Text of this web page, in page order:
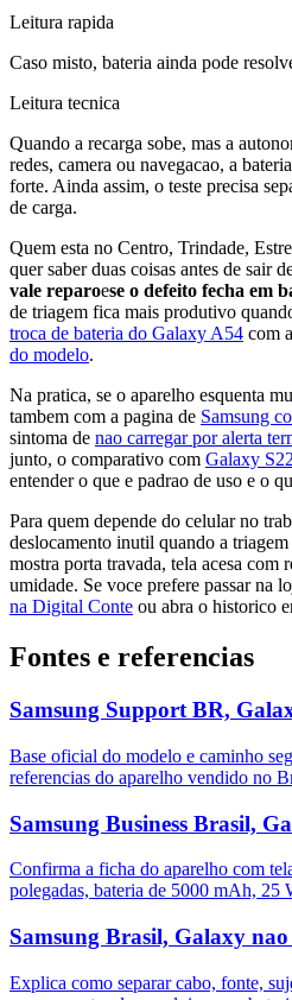
Leitura rapida
Caso misto, bateria ainda pode
Leitura tecnica
Quando a recarga sobe, mas a
redes, camera ou navegacao, a
forte. Ainda assim, o teste precisa
de carga.
Quem esta no Centro, Trindade,
quer saber duas coisas antes de sair
vale reparoese o defeito fecha em
de triagem fica mais produtivo
troca de bateria do Galaxy A54 com
do modelo.
Na pratica, se o aparelho esquenta
tambem com a pagina de Samsung
sintoma de nao carregar por alerta
junto, o comparativo com Galaxy
entender o que e padrao de uso e o
Para quem depende do celular no
deslocamento inutil quando a
mostra porta travada, tela acesa com
umidade. Se voce prefere passar na
na Digital Conte ou abra o historico
Fontes e referencias
Samsung Support BR,
Base oficial do modelo e caminho
referencias do aparelho vendido no
Samsung Business Brasil,
Confirma a ficha do aparelho com
polegadas, bateria de 5000 mAh, 25
Samsung Brasil, Galaxy
Explica como separar cabo, fonte,